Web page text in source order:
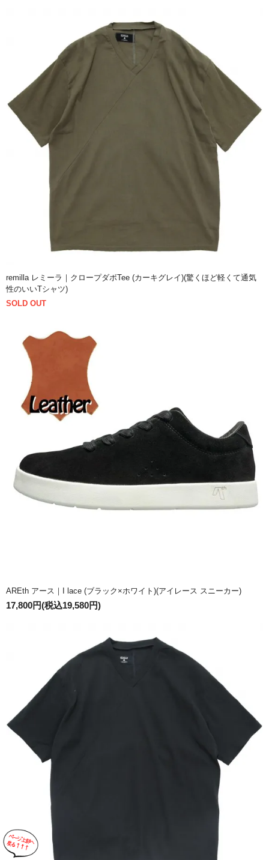
remilla レミーラ｜クロープダボTee (カーキグレイ)(驚くほど軽くて通気
性のいいTシャツ)
SOLD OUT
AREth アース｜I lace (ブラック×ホワイト)(アイレース スニーカー)
17,800円(税込19,580円)